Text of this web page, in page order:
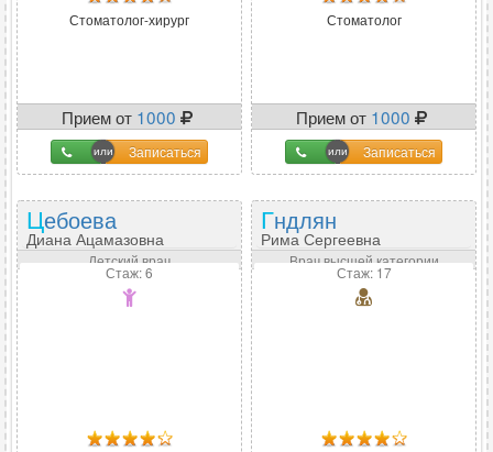
Стоматолог-хирург
Прием от 1000
Записаться
Стоматолог
Прием от 1000
Записаться
Цебоева
Диана Ацамазовна
Детский врач
Стаж: 6
Гндлян
Рима Сергеевна
Врач высшей категории
Стаж: 17